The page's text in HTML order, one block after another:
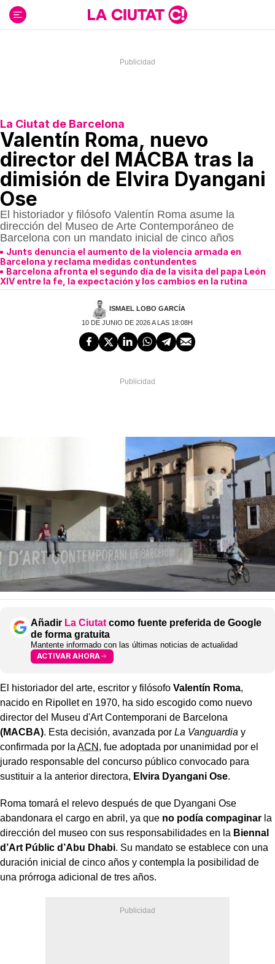
contenido
La Ciutat de Barcelona
Valentín Roma, nuevo
director del MACBA tras la
dimisión de Elvira Dyangani
Ose
El historiador y filósofo Valentín Roma asume la
dirección del Museo de Arte Contemporáneo de
Barcelona con un mandato inicial de cinco años
Junts denuncia el aumento de la violencia armada en
Barcelona y reclama medidas contundentes
Barcelona afronta el segundo día de la visita del papa León
XIV entre la fe, la expectación y los cambios en la rutina
ISMAEL LOBO GARCÍA
10 DE JUNIO DE 2026 A LAS 18:08H
Añadir La Ciutat como fuente preferida de Google
de forma gratuita
Mantente informado con las últimas noticias de actualidad
ACTIVAR AHORA
El historiador del arte, escritor y filósofo Valentín Roma,
nacido en Ripollet en 1970, ha sido escogido como nuevo
director del Museu d'Art Contemporani de Barcelona
(MACBA). Esta decisión, avanzada por La Vanguardia y
confirmada por la ACN , fue adoptada por unanimidad por el
jurado responsable del concurso público convocado para
sustituir a la anterior directora, Elvira Dyangani Ose.
Roma tomará el relevo después de que Dyangani Ose
abandonara el cargo en abril, ya que no podía compaginar la
dirección del museo con sus responsabilidades en la Biennal
d’Art Públic d’Abu Dhabi. Su mandato se establece con una
duración inicial de cinco años y contempla la posibilidad de
una prórroga adicional de tres años.